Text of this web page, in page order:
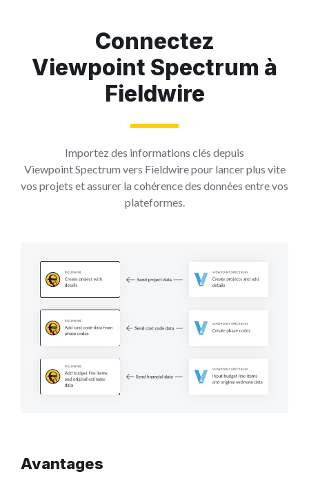
Connectez
Viewpoint Spectrum à
Fieldwire
Importez des informations clés depuis
Viewpoint Spectrum vers Fieldwire pour lancer plus vite
vos projets et assurer la cohérence des données entre vos
plateformes.
Avantages